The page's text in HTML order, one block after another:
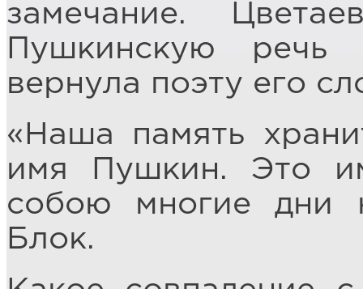
замечание.
Пушкинскую
вернула поэту его
«Наша память
имя Пушкин. Это
собою многие дни
Блок.